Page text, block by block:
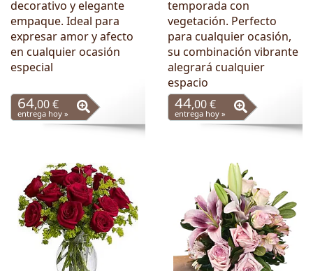
decorativo y elegante
empaque. Ideal para
expresar amor y afecto
en cualquier ocasión
especial
64,00 €
entrega hoy »
temporada con
vegetación. Perfecto
para cualquier ocasión,
su combinación vibrante
alegrará cualquier
espacio
44,00 €
entrega hoy »